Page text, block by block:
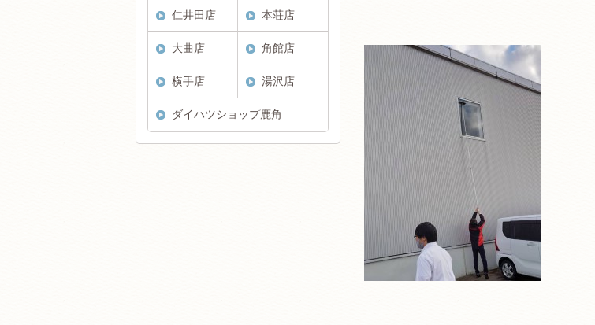
仁井田店 本荘店
大曲店 角館店
横手店 湯沢店
ダイハツショップ鹿角